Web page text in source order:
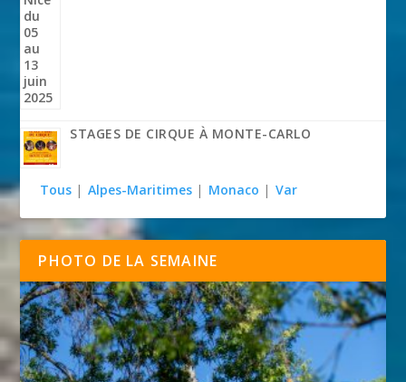
STAGES DE CIRQUE À MONTE-CARLO
Tous | Alpes-Maritimes | Monaco | Var
PHOTO DE LA SEMAINE